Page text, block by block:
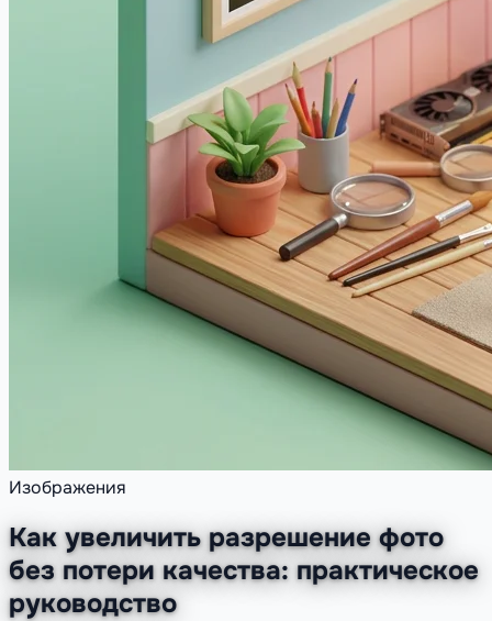
Изображения
Как увеличить разрешение фото
без потери качества: практическое
руководство